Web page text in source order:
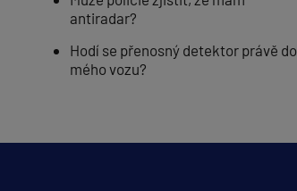
antiradar?
Hodí se přenosný detektor právě do
mého vozu?